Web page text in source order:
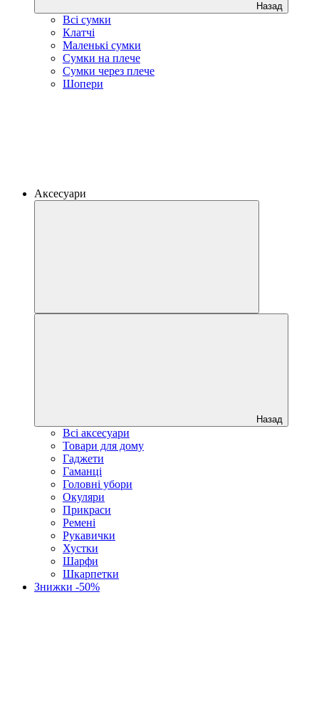
Назад
Всі сумки
Клатчі
Маленькі сумки
Сумки на плече
Сумки через плече
Шопери
Аксесуари
Назад
Всі аксесуари
Товари для дому
Гаджети
Гаманці
Головні убори
Окуляри
Прикраси
Ремені
Рукавички
Хустки
Шарфи
Шкарпетки
Знижки -50%